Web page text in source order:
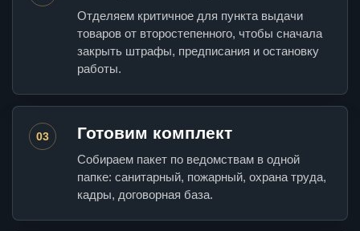
Отделяем критичное для пункта выдачи
товаров от второстепенного, чтобы сначала
закрыть штрафы, предписания и остановку
работы.
03 Готовим комплект
Собираем пакет по ведомствам в одной
папке: санитарный, пожарный, охрана труда,
кадры, договорная база.